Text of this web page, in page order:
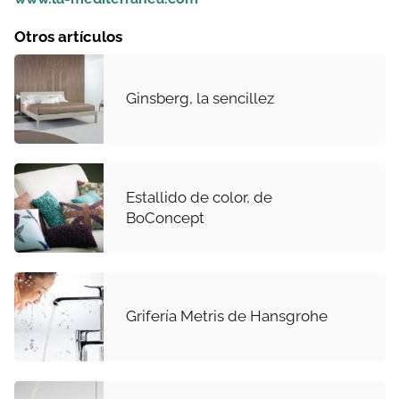
Otros artículos
Ginsberg, la sencillez
Estallido de color, de
BoConcept
Grifería Metris de Hansgrohe